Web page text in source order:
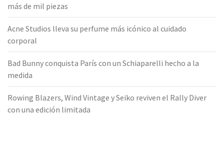
más de mil piezas
Acne Studios lleva su perfume más icónico al cuidado
corporal
Bad Bunny conquista París con un Schiaparelli hecho a la
medida
Rowing Blazers, Wind Vintage y Seiko reviven el Rally Diver
con una edición limitada